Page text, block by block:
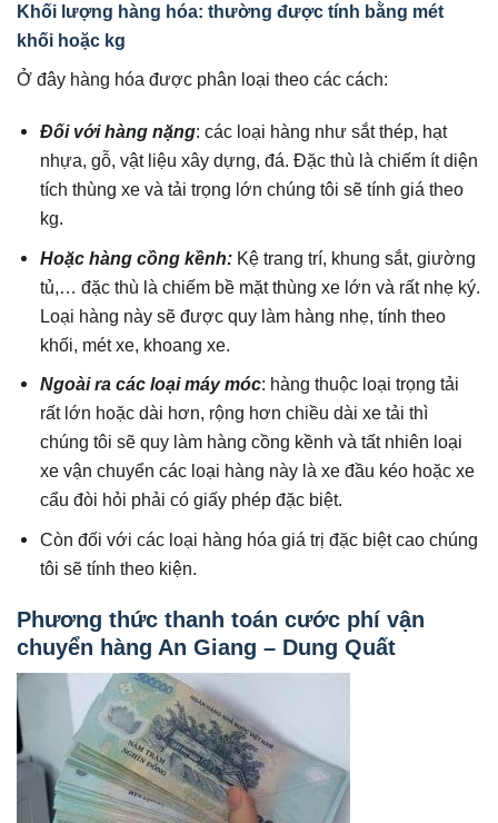
Khối lượng hàng hóa: thường được tính bằng mét
khối hoặc kg
Ở đây hàng hóa được phân loại theo các cách:
Đối với hàng nặng: các loại hàng như sắt thép, hạt
nhựa, gỗ, vật liệu xây dựng, đá. Đặc thù là chiếm ít diện
tích thùng xe và tải trọng lớn chúng tôi sẽ tính giá theo
kg.
Hoặc hàng cồng kềnh: Kệ trang trí, khung sắt, giường
tủ,… đặc thù là chiếm bề mặt thùng xe lớn và rất nhẹ ký.
Loại hàng này sẽ được quy làm hàng nhẹ, tính theo
khối, mét xe, khoang xe.
Ngoài ra các loại máy móc: hàng thuộc loại trọng tải
rất lớn hoặc dài hơn, rộng hơn chiều dài xe tải thì
chúng tôi sẽ quy làm hàng cồng kềnh và tất nhiên loại
xe vận chuyển các loại hàng này là xe đầu kéo hoặc xe
cẩu đòi hỏi phải có giấy phép đặc biệt.
Còn đối với các loại hàng hóa giá trị đặc biệt cao chúng
tôi sẽ tính theo kiện.
Phương thức thanh toán cước phí vận
chuyển hàng An Giang – Dung Quất